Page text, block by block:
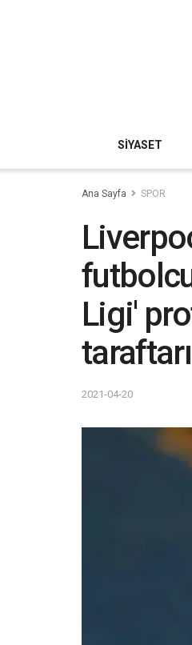
SİYASET
Ana Sayfa SPOR
Ligi'
2021-04-20